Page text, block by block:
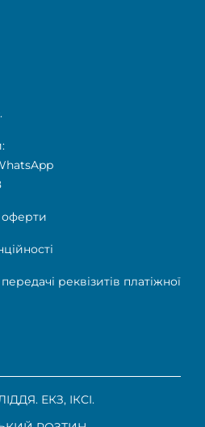
оферти
реквізитів платіжної
ЕКЗ, ІКСІ.